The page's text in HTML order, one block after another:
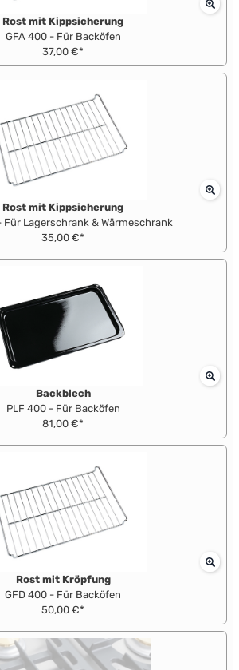
Rost mit Kippsicherung
GFA 400 - Für Backöfen
37,00 €*
Rost mit Kippsicherung
Für Lagerschrank & Wärmeschrank
35,00 €*
Backblech
PLF 400 - Für Backöfen
81,00 €*
Rost mit Kröpfung
GFD 400 - Für Backöfen
50,00 €*